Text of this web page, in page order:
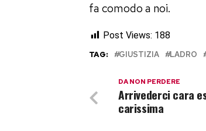
fa comodo a noi.
Post Views: 188
TAG: GIUSTIZIA LADRO
DA NON PERDERE
Arrivederci cara
carissima